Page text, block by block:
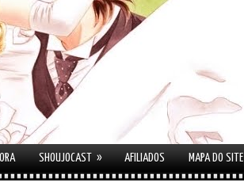
SHOUJOCAST » AFILIADOS MAPA DO SITE